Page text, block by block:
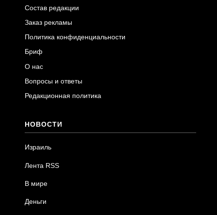
Состав редакции
Заказ рекламы
Политика конфиденциальности
Бриф
О нас
Вопросы и ответы
Редакционная политика
НОВОСТИ
Израиль
Лента RSS
В мире
Деньги